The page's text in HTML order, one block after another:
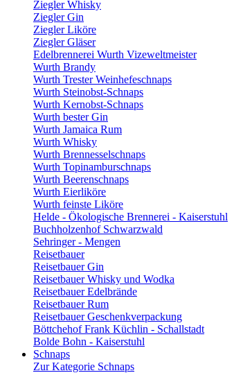
Ziegler Whisky
Ziegler Gin
Ziegler Liköre
Ziegler Gläser
Edelbrennerei Wurth Vizeweltmeister
Wurth Brandy
Wurth Trester Weinhefeschnaps
Wurth Steinobst-Schnaps
Wurth Kernobst-Schnaps
Wurth bester Gin
Wurth Jamaica Rum
Wurth Whisky
Wurth Brennesselschnaps
Wurth Topinamburschnaps
Wurth Beerenschnaps
Wurth Eierliköre
Wurth feinste Liköre
Helde - Ökologische Brennerei - Kaiserstuhl
Buchholzenhof Schwarzwald
Sehringer - Mengen
Reisetbauer
Reisetbauer Gin
Reisetbauer Whisky und Wodka
Reisetbauer Edelbrände
Reisetbauer Rum
Reisetbauer Geschenkverpackung
Böttchehof Frank Küchlin - Schallstadt
Bolde Bohn - Kaiserstuhl
Schnaps
Zur Kategorie Schnaps